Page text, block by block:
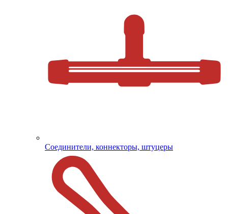
Соединители, коннекторы, штуцеры